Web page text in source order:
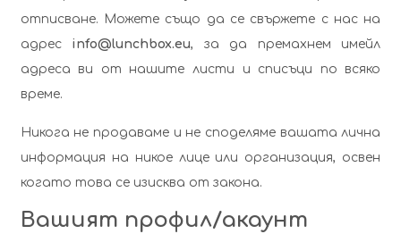
отписване. Можете също да се свържете с нас на
адрес info@lunchbox.eu, за да премахнем имейл
адреса ви от нашите листи и списъци по всяко
време.
Никога не продаваме и не споделяме вашата лична
информация на никое лице или организация, освен
когато това се изисква от закона.
Вашият профил/акаунт